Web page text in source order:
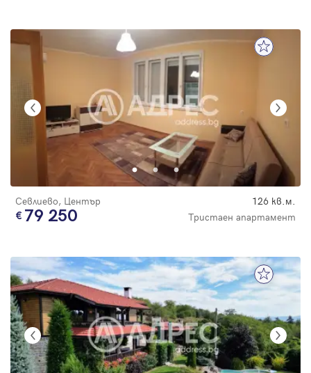
Севлиево, Център 126 кв.м.
79 250 Тристаен апартамент